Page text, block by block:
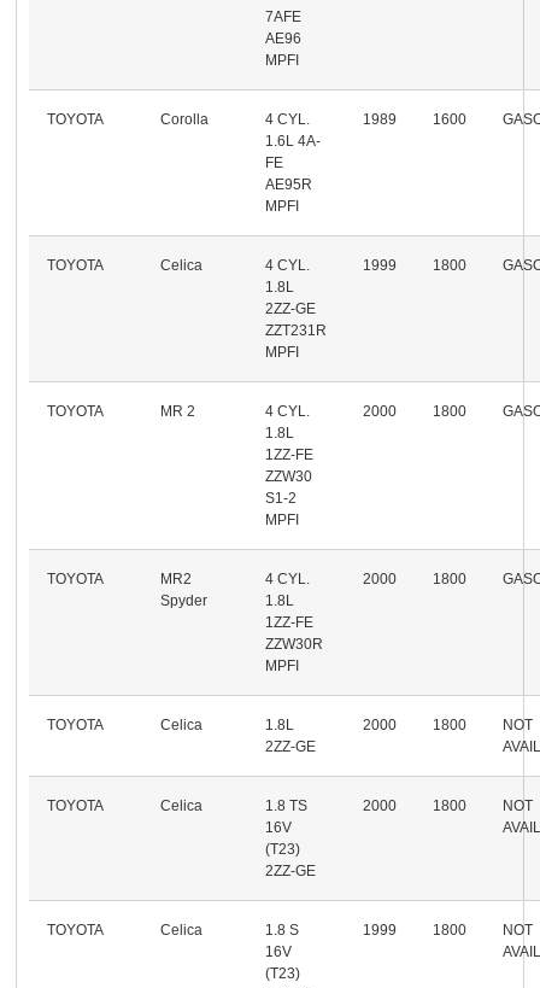
7AFE
AE96
MPFI
TOYOTA Corolla
4 CYL.
1.6L 4A-
FE
AE95R
MPFI
1989 1600
TOYOTA Celica
4 CYL.
1.8L
2ZZ-GE
ZZT231R
MPFI
1999 1800
TOYOTA MR 2
4 CYL.
1.8L
1ZZ-FE
ZZW30
S1-2
MPFI
2000 1800
TOYOTA
MR2
Spyder
4 CYL.
1.8L
1ZZ-FE
ZZW30R
MPFI
2000 1800
TOYOTA Celica
1.8L
2ZZ-GE
2000 1800
NOT
TOYOTA Celica
1.8 TS
16V
(T23)
2ZZ-GE
2000 1800
NOT
TOYOTA Celica
1.8 S
16V
(T23)
1999 1800
NOT